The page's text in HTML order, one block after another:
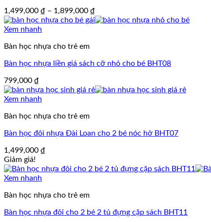
1,499,000 ₫ – 1,899,000 ₫
giá:
Xem nhanh
Bàn học nhựa cho trẻ em
Bàn học nhựa liền giá sách cỡ nhỏ cho bé BHT08
799,000 ₫
Xem nhanh
Bàn học nhựa cho trẻ em
Bàn học đôi nhựa Đài Loan cho 2 bé nóc hở BHT07
1,499,000 ₫
Giảm giá!
Xem nhanh
Bàn học nhựa cho trẻ em
Bàn học nhựa đôi cho 2 bé 2 tủ đựng cặp sách BHT11